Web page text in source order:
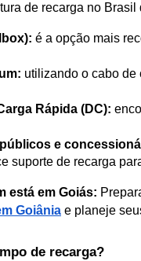
de recarga no
é a opção mais
utilizando o cabo de
Rápida (DC):
e
suporte de recarga
está em Goiás:
Goiânia e planeje
de recarga?